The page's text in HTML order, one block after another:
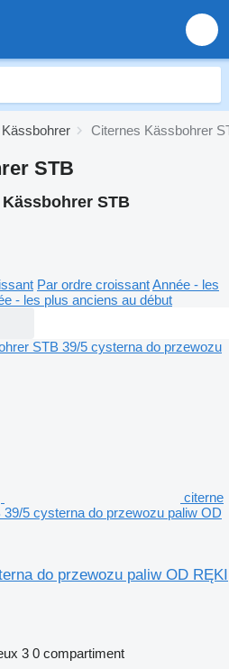
Citernes Kässbohrer
STB
STB
Par ordre croissantAnnée - les
- les plus anciens au début
citerne
5 cysterna do przewozu paliw OD
do przewozu paliw OD RĘKI
3 0 compartiment